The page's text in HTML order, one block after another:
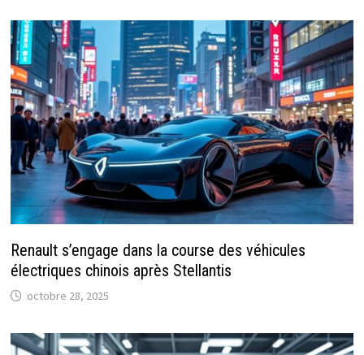
Renault s’engage dans la course des véhicules
électriques chinois après Stellantis
octobre 28, 2025